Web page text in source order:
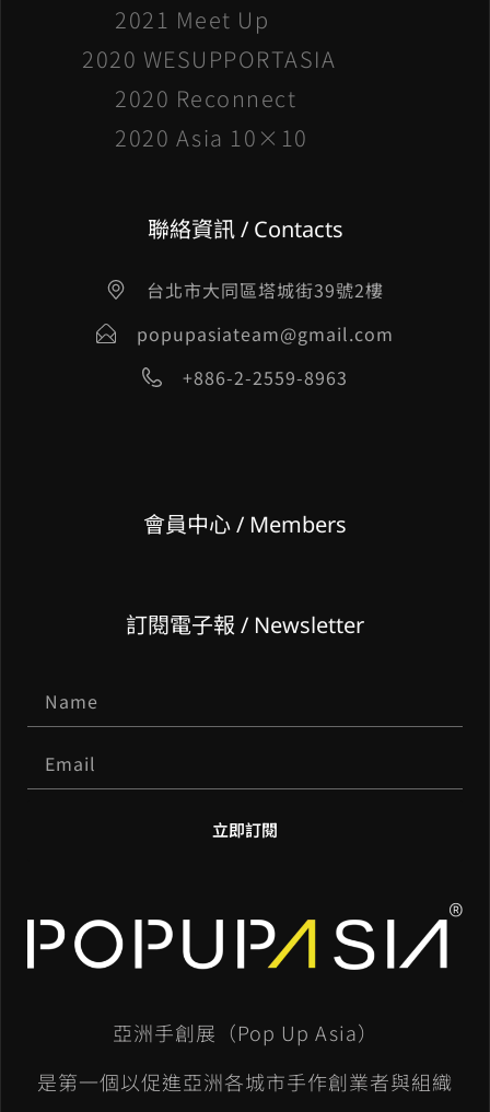
2021 Meet Up
2020 WESUPPORTASIA
2020 Reconnect
2020 Asia 10×10
聯絡資訊 / Contacts
台北市大同區塔城街39號2樓
popupasiateam@gmail.com
+886-2-2559-8963
亞洲手創展（Pop Up Asia）
是第一個以促進亞洲各城市手作創業者與組織
會員中心 / Members
訂閱電子報 / Newsletter
立即訂閱
l
n